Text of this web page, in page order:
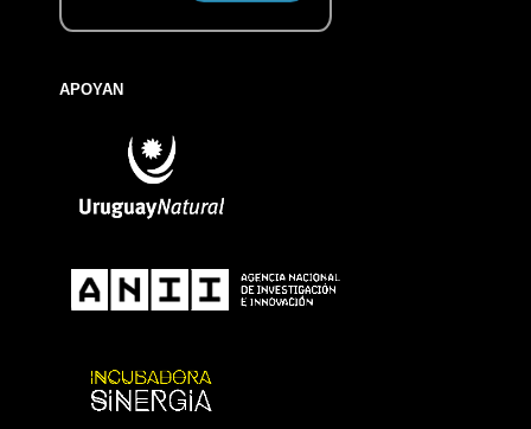
APOYAN